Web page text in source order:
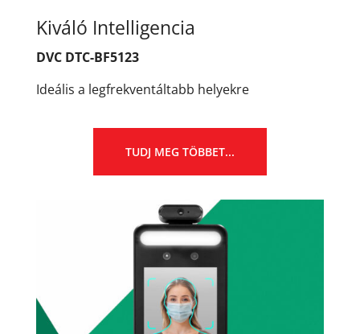
Kiváló Intelligencia
DVC DTC-BF5123
Ideális a legfrekventáltabb helyekre
TUDJ MEG TÖBBET...